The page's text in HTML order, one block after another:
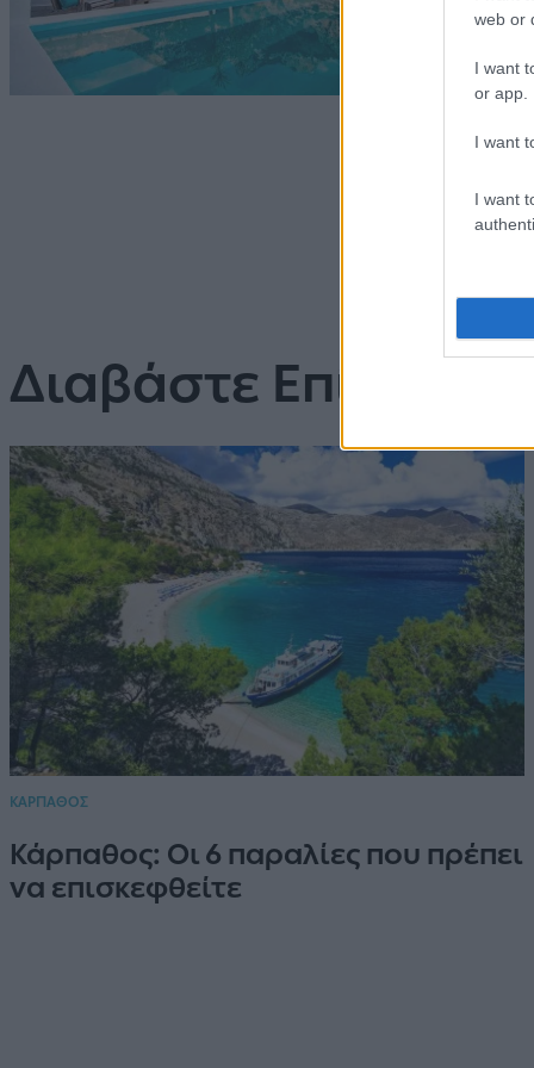
web or
I want
or app.
I want
I want
Διαβάστε Επίσης
ΚΑΡΠΑΘΟΣ
Κάρπαθος: Οι 6 παραλίες που πρέπει
να επισκεφθείτε